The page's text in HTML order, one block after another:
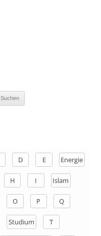
D E Energie
H I Islam
O P Q
Studium T